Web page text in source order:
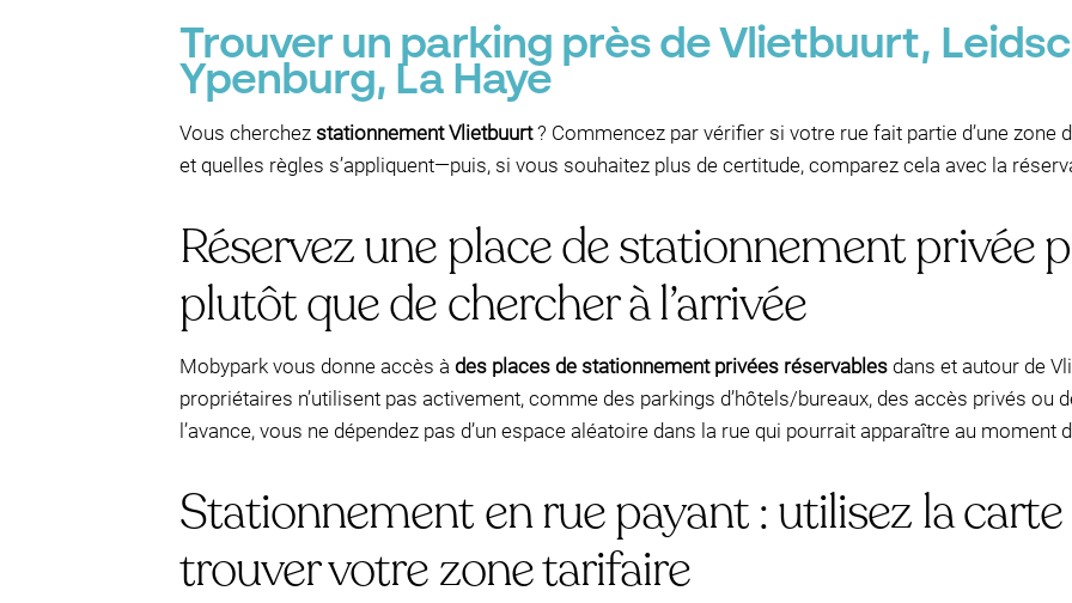
P
Trouver un parking près de Vlietbuurt,
Ypenburg, La Haye
Vous cherchez stationnement Vlietbuurt? Commencez par vérifier si votre rue fait partie d’une zone
et quelles règles s’appliquent—puis, si vous souhaitez plus de certitude, comparez cela avec la
Réservez une place de stationnement privée
plutôt que de chercher à l’arrivée
Mobypark vous donne accès à des places de stationnement privées réservables dans et autour de
propriétaires n’utilisent pas activement, comme des parkings d’hôtels/bureaux, des accès privés ou
l’avance, vous ne dépendez pas d’un espace aléatoire dans la rue qui pourrait apparaître au moment
Stationnement en rue payant : utilisez la
trouver votre zone tarifaire